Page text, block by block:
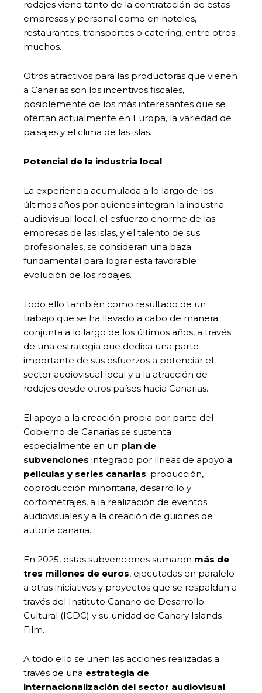
rodajes viene tanto de la contratación de estas
empresas y personal como en hoteles,
restaurantes, transportes o catering, entre otros
muchos.
Otros atractivos para las productoras que vienen
a Canarias son los incentivos fiscales,
posiblemente de los más interesantes que se
ofertan actualmente en Europa, la variedad de
paisajes y el clima de las islas.
Potencial de la industria local
La experiencia acumulada a lo largo de los
últimos años por quienes integran la industria
audiovisual local, el esfuerzo enorme de las
empresas de las islas, y el talento de sus
profesionales, se consideran una baza
fundamental para lograr esta favorable
evolución de los rodajes.
Todo ello también como resultado de un
trabajo que se ha llevado a cabo de manera
conjunta a lo largo de los últimos años, a través
de una estrategia que dedica una parte
importante de sus esfuerzos a potenciar el
sector audiovisual local y a la atracción de
rodajes desde otros países hacia Canarias.
El apoyo a la creación propia por parte del
Gobierno de Canarias se sustenta
especialmente en un plan de
subvenciones integrado por líneas de apoyo a
películas y series canarias: producción,
coproducción minoritaria, desarrollo y
cortometrajes, a la realización de eventos
audiovisuales y a la creación de guiones de
autoría canaria.
En 2025, estas subvenciones sumaron más de
tres millones de euros, ejecutadas en paralelo
a otras iniciativas y proyectos que se respaldan a
través del Instituto Canario de Desarrollo
Cultural (ICDC) y su unidad de Canary Islands
Film.
A todo ello se unen las acciones realizadas a
través de una estrategia de
internacionalización del sector audiovisual.